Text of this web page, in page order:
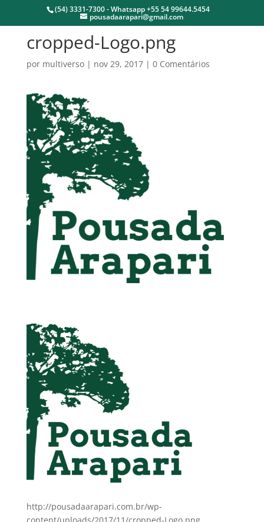
(54) 3331-7300 - Whatsapp +55 54 99644.5454
pousadaarapari@gmail.com
cropped-Logo.png
por multiverso| nov 29, 2017| 0 Comentários
http://pousadaarapari.com.br/wp-